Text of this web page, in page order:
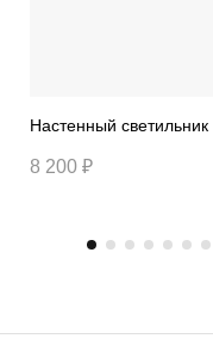
8 200 ₽